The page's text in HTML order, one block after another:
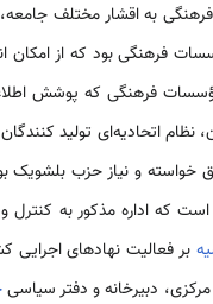
به اقشار مختلف
فرهنگی بود که از امکان
فرهنگی که پوشش
فیلمسازان، نظام اتحادیه‌ای
که اداره مذکور به
بر فعالیت نهادهای
دبیرخانه و دفتر سیاسی